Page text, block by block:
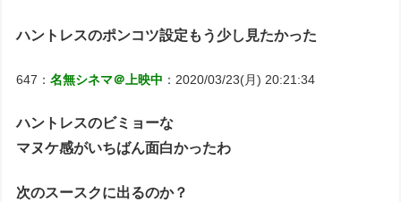
ハントレスのポンコツ設定もう少し見たかった
647：名無シネマ＠上映中 ：2020/03/23(月) 20:21:34
ハントレスのビミョーな
マヌケ感がいちばん面白かったわ
次のスースクに出るのか？